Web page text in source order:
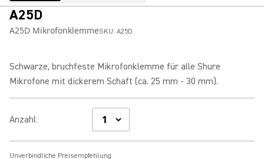
A25D
A25D MikrofonklemmeSKU: A25D
Schwarze, bruchfeste Mikrofonklemme für alle Shure
Mikrofone mit dickerem Schaft (ca. 25 mm - 30 mm).
Anzahl:
Unverbindliche Preisempfehlung